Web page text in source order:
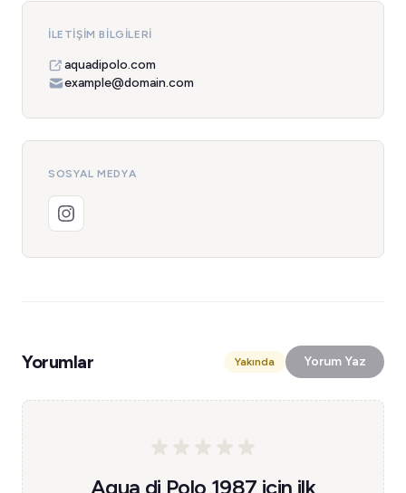
İLETIŞIM BILGILERI
aquadipolo.com
example@domain.com
SOSYAL MEDYA
Yorumlar Yakında Yorum Yaz
Aqua di Polo 1987 için ilk